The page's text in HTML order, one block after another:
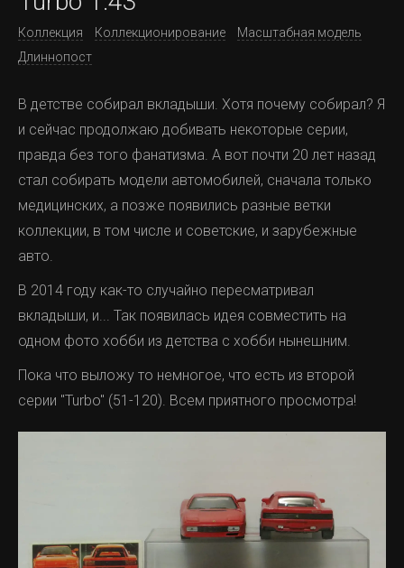
Коллекция Коллекционирование
Масштабная модель
Длиннопост
В детстве собирал вкладыши. Хотя почему собирал? Я
и сейчас продолжаю добивать некоторые серии,
правда без того фанатизма. А вот почти 20 лет назад
стал собирать модели автомобилей, сначала только
медицинских, а позже появились разные ветки
коллекции, в том числе и советские, и зарубежные
авто.
В 2014 году как-то случайно пересматривал
вкладыши, и... Так появилась идея совместить на
одном фото хобби из детства с хобби нынешним.
Пока что выложу то немногое, что есть из второй
серии "Turbo" (51-120). Всем приятного просмотра!